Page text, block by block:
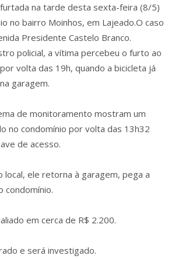
na tarde desta sexta-feira (8/5)
no bairro Moinhos, em Lajeado.O caso
Presidente Castelo Branco.
policial, a vítima percebeu o furto ao
volta das 19h, quando a bicicleta já
garagem.
de monitoramento mostram um
no condomínio por volta das 13h32
de acesso.
local, ele retorna à garagem, pega a
condomínio.
em cerca de R$ 2.200.
e será investigado.